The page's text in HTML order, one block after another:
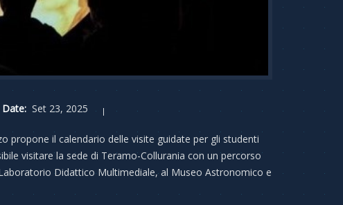
Date: Set 23, 2025
propone il calendario delle visite guidate per gli studenti
visitare la sede di Teramo-Collurania con un percorso
Didattico Multimediale, al Museo Astronomico e